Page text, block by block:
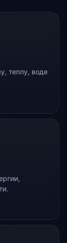
теплу, воде